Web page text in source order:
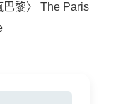
黎〉 The Paris